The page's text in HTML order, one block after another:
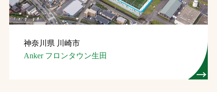
神奈川県 川崎市
Anker フロンタウン生田